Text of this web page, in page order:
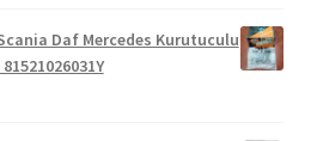
Daf Mercedes Kurutuculu